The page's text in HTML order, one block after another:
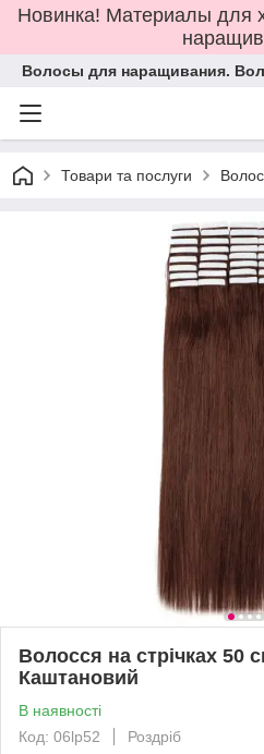
Новинка! Материалы для
Волосы для наращивания.
Товари та послуги
Волосся на стрічках 50
Каштановий
В наявності
Код: 06lp52
Роздріб